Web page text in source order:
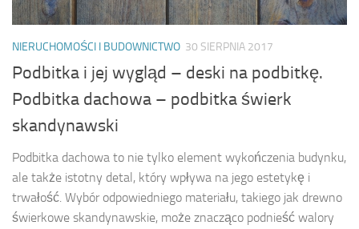
NIERUCHOMOŚCI I BUDOWNICTWO 30 SIERPNIA 2017
Podbitka i jej wygląd – deski na podbitkę.
Podbitka dachowa – podbitka świerk
skandynawski
Podbitka dachowa to nie tylko element wykończenia budynku,
ale także istotny detal, który wpływa na jego estetykę i
trwałość. Wybór odpowiedniego materiału, takiego jak drewno
świerkowe skandynawskie, może znacząco podnieść walory